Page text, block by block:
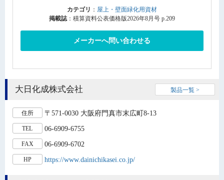
カテゴリ ： 屋上・壁面緑化用資材
掲載誌：積算資料公表価格版2026年8月号 p.209
メーカーへ問い合わせる
大日化成株式会社 製品一覧 >
住所 〒571-0030 大阪府門真市末広町8-13
TEL 06-6909-6755
FAX 06-6909-6702
HP https://www.dainichikasei.co.jp/